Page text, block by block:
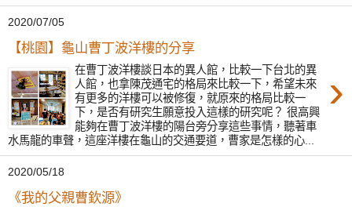
2020/07/05
【桃園】龜山曹丁波洋樓的分享
›
在曹丁波洋樓談日本的異人館，比較一下台北的異
人館，也拿陳茂通宅的格局來比較一下，希望未來
有更多的洋樓可以被修復，就原來的格局比較一
下，是否有研究生願意投入這樣的研究呢？ 很高興
能夠在曹丁波洋樓的陽台旁分享這些事情，聽著車
水馬龍的車聲，這座洋樓在龜山的交通要道，曹家是怎樣的心...
2020/05/18
《我的父親曹欽源》